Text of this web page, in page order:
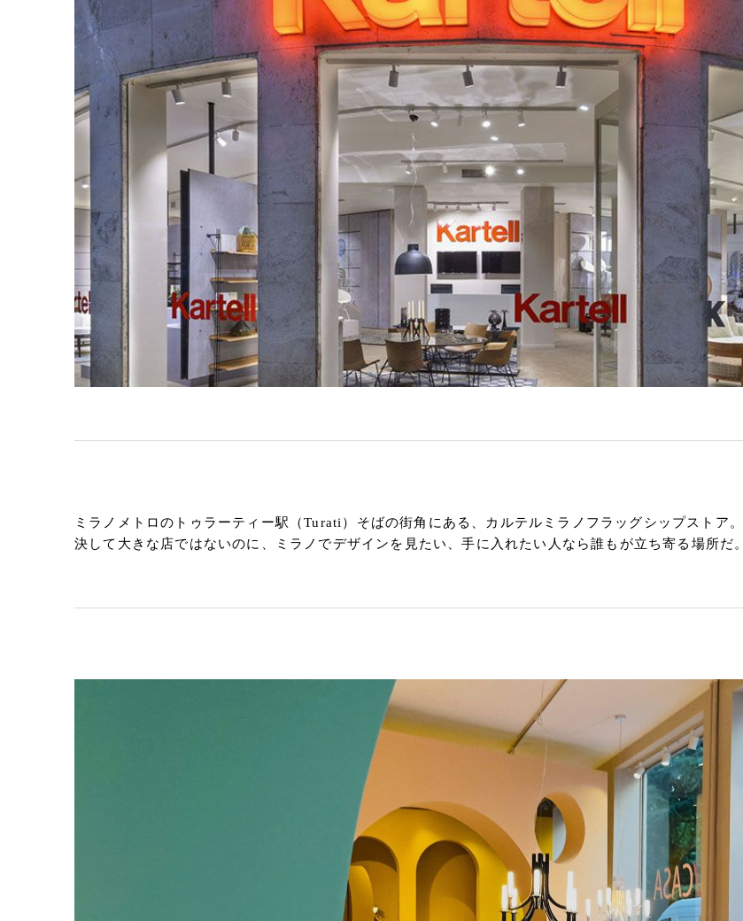
ミラノメトロのトゥラーティー駅（Turati）そばの街角にある、カルテルミラノフラッグシップストア。
決して大きな店ではないのに、ミラノでデザインを見たい、手に入れたい人なら誰もが立ち寄る場所だ。